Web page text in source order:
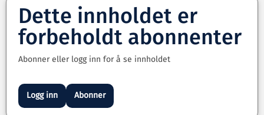
Dette innholdet er
forbeholdt abonnenter
Abonner eller logg inn for å se innholdet
Logg inn Abonner